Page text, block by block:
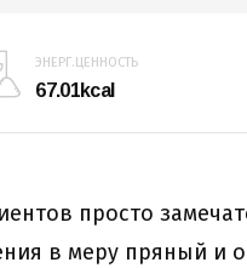
ЭНЕРГ.ЦЕННОСТЬ
67.01kcal
просто
в меру пряный и